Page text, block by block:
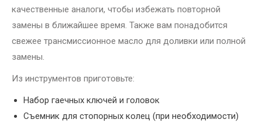
качественные аналоги, чтобы избежать повторной
замены в ближайшее время. Также вам понадобится
свежее трансмиссионное масло для доливки или полной
замены.
Из инструментов приготовьте:
Набор гаечных ключей и головок
Съемник для стопорных колец (при необходимости)